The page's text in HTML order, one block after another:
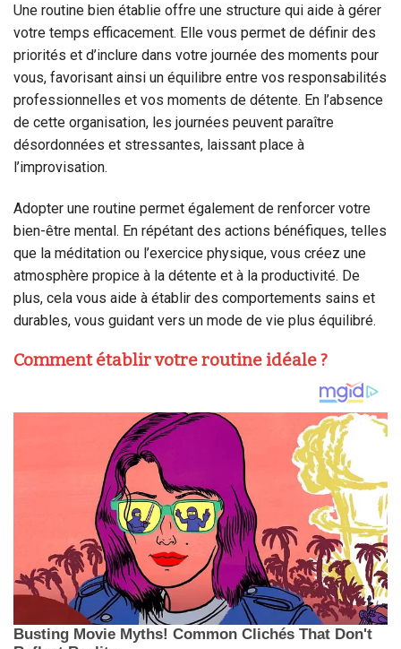
Une routine bien établie offre une structure qui aide à gérer
votre temps efficacement. Elle vous permet de définir des
priorités et d’inclure dans votre journée des moments pour
vous, favorisant ainsi un équilibre entre vos responsabilités
professionnelles et vos moments de détente. En l’absence
de cette organisation, les journées peuvent paraître
désordonnées et stressantes, laissant place à
l’improvisation.
Adopter une routine permet également de renforcer votre
bien-être mental. En répétant des actions bénéfiques, telles
que la méditation ou l’exercice physique, vous créez une
atmosphère propice à la détente et à la productivité. De
plus, cela vous aide à établir des comportements sains et
durables, vous guidant vers un mode de vie plus équilibré.
Comment établir votre routine idéale ?